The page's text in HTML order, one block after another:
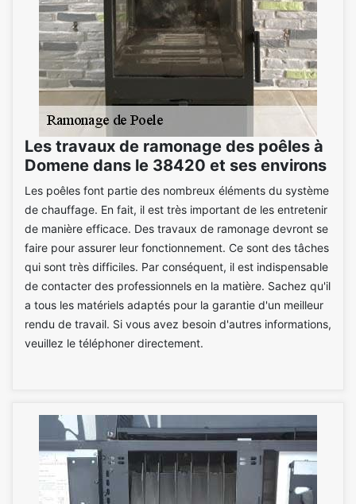
Les travaux de ramonage des poêles à
Domene dans le 38420 et ses environs
Les poêles font partie des nombreux éléments du système
de chauffage. En fait, il est très important de les entretenir
de manière efficace. Des travaux de ramonage devront se
faire pour assurer leur fonctionnement. Ce sont des tâches
qui sont très difficiles. Par conséquent, il est indispensable
de contacter des professionnels en la matière. Sachez qu'il
a tous les matériels adaptés pour la garantie d'un meilleur
rendu de travail. Si vous avez besoin d'autres informations,
veuillez le téléphoner directement.